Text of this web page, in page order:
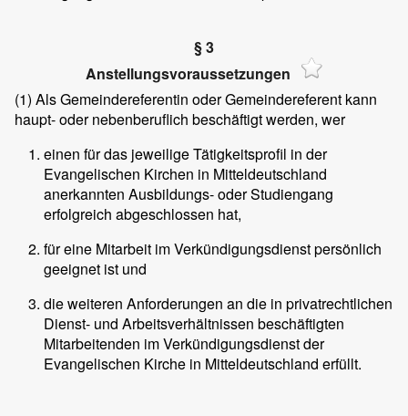
§ 3
Anstellungsvoraussetzungen
(1) Als Gemeindereferentin oder Gemeindereferent kann
haupt- oder nebenberuflich beschäftigt werden, wer
einen für das jeweilige Tätigkeitsprofil in der
Evangelischen Kirchen in Mitteldeutschland
anerkannten Ausbildungs- oder Studiengang
erfolgreich abgeschlossen hat,
für eine Mitarbeit im Verkündigungsdienst persönlich
geeignet ist und
die weiteren Anforderungen an die in privatrechtlichen
Dienst- und Arbeitsverhältnissen beschäftigten
Mitarbeitenden im Verkündigungsdienst der
Evangelischen Kirche in Mitteldeutschland erfüllt.